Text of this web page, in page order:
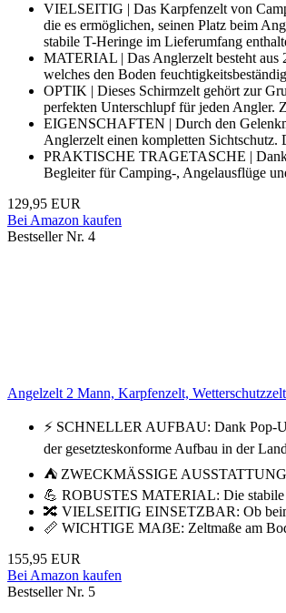
VIELSEITIG | Das Karpfenzelt von
die es ermöglichen, seinen Platz beim
stabile T-Heringe im Lieferumfang
MATERIAL | Das Anglerzelt besteht aus
welches den Boden
OPTIK | Dieses Schirmzelt gehört zur
perfekten Unterschlupf für jeden Angler.
EIGENSCHAFTEN | Durch den
Anglerzelt einen kompletten Sichtschutz.
PRAKTISCHE TRAGETASCHE | Dank
Begleiter für Camping-, Angelausflüge
129,95 EUR
Bei Amazon kaufen
Bestseller Nr. 4
Angelzelt 2 Mann, Karpfenzelt,
⚡ SCHNELLER AUFBAU: Dank Pop-
der gesetzteskonforme Aufbau in der
⛺ ZWECKMÄSSIGE AUSSTATTUNG:
💪 ROBUSTES MATERIAL: Die stabile
🔀 VIELSEITIG EINSETZBAR: Ob beim
📏 WICHTIGE MAẞE: Zeltmaße am
155,95 EUR
Bei Amazon kaufen
Bestseller Nr. 5